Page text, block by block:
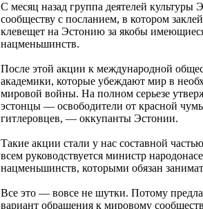
С месяц назад группа деятелей культуры
сообществу с посланием, в котором
клевещет на Эстонию за якобы
нацменьшинств.
После этой акции к международной
академики, которые убеждают мир в
мировой войны. На полном серьезе
эстонцы — освободители от красной
гитлеровцев, — оккупанты Эстонии.
Такие акции стали у нас составной
всем руководствуется министр
нацменьшинств, которыми обязан
Все это — вовсе не шутки. Потому
вариант обращения к мировому